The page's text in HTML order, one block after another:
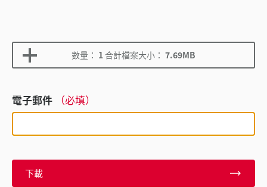
數量： 1合計檔案大小： 7.69MB
電子郵件 （必填）
下載